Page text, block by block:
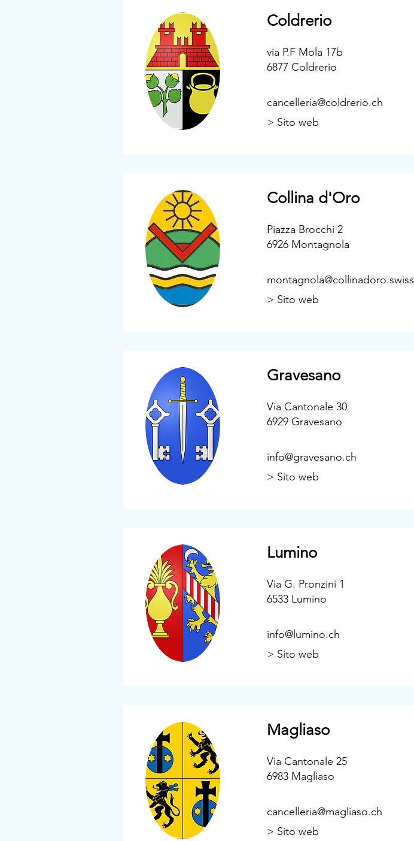
Coldrerio
via P.F Mola 17b
cancelleria@coldrerio.ch
> Sito web
6877 Coldrerio
Collina d'Oro
Piazza Brocchi 2
montagnola@collinadoro.swiss
> Sito web
6926 Montagnola
Gravesano
Via Cantonale 30
info@gravesano.ch
> Sito web
6929 Gravesano
Lumino
Via G. Pronzini 1
info@lumino.ch
> Sito web
6533 Lumino
Magliaso
Via Cantonale 25
cancelleria@magliaso.ch
> Sito web
6983 Magliaso